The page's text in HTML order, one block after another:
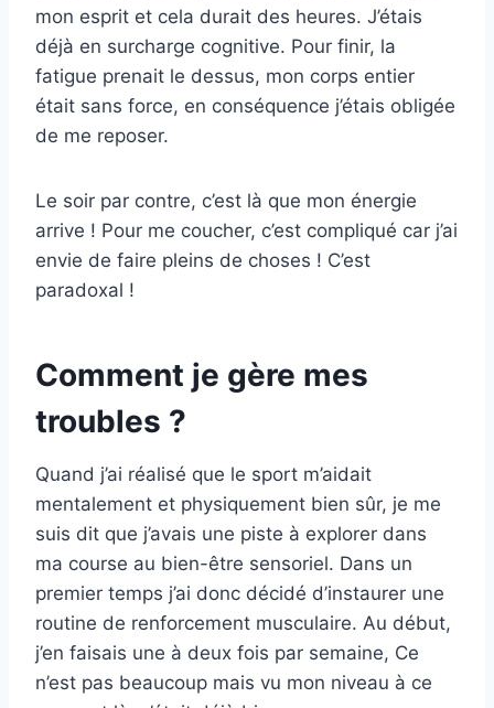
mon esprit et cela durait des heures. J’étais
déjà en surcharge cognitive. Pour finir, la
fatigue prenait le dessus, mon corps entier
était sans force, en conséquence j’étais obligée
de me reposer.
Le soir par contre, c’est là que mon énergie
arrive ! Pour me coucher, c’est compliqué car j’ai
envie de faire pleins de choses ! C’est
paradoxal !
Comment je gère mes
troubles ?
Quand j’ai réalisé que le sport m’aidait
mentalement et physiquement bien sûr, je me
suis dit que j’avais une piste à explorer dans
ma course au bien-être sensoriel. Dans un
premier temps j’ai donc décidé d’instaurer une
routine de renforcement musculaire. Au début,
j’en faisais une à deux fois par semaine, Ce
n’est pas beaucoup mais vu mon niveau à ce